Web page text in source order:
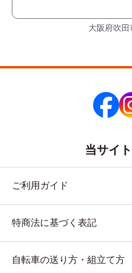
大阪府吹
当サイ
ご利用ガイド
特商法に基づく表記
自転車の送り方・組立て方